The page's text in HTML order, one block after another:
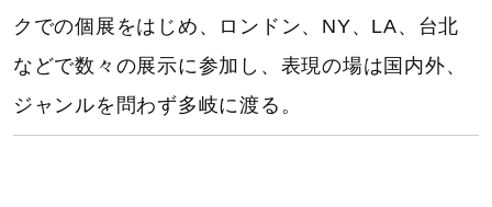
クでの個展をはじめ、ロンドン、NY、LA、台北
などで数々の展示に参加し、表現の場は国内外、
ジャンルを問わず多岐に渡る。